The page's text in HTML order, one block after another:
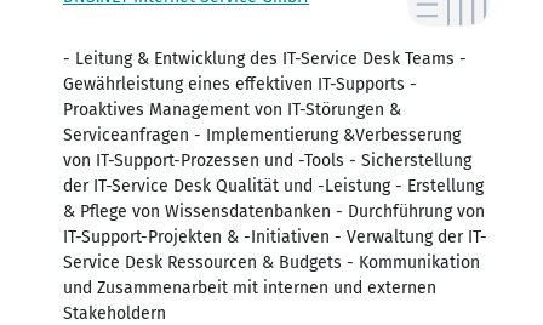
- Leitung & Entwicklung des IT-Service Desk Teams -
Gewährleistung eines effektiven IT-Supports -
Proaktives Management von IT-Störungen &
Serviceanfragen - Implementierung &Verbesserung
von IT-Support-Prozessen und -Tools - Sicherstellung
der IT-Service Desk Qualität und -Leistung - Erstellung
& Pflege von Wissensdatenbanken - Durchführung von
IT-Support-Projekten & -Initiativen - Verwaltung der IT-
Service Desk Ressourcen & Budgets - Kommunikation
und Zusammenarbeit mit internen und externen
Stakeholdern